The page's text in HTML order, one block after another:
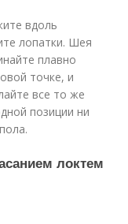
вдоль
лопатки. Шея
плавно
точке, и
все то же
позиции ни
локтем